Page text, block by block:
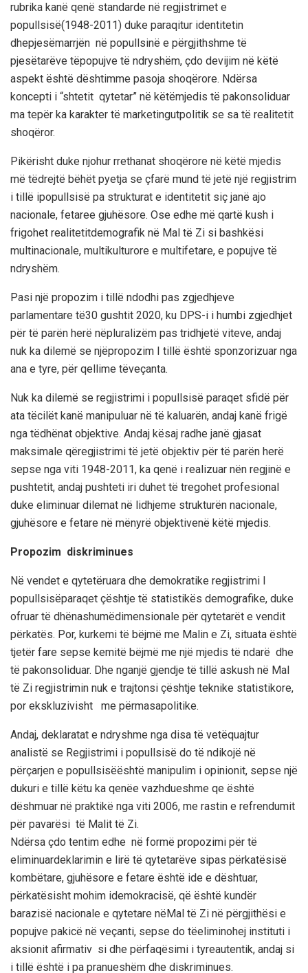
rubrika kanë qenë standarde në regjistrimet e
popullsisë(1948-2011) duke paraqitur identitetin
dhepjesëmarrjën në popullsinë e përgjithshme të
pjesëtarëve tëpopujve të ndryshëm, çdo devijim në këtë
aspekt është dështimme pasoja shoqërore. Ndërsa
koncepti i “shtetit qytetar” në këtëmjedis të pakonsoliduar
ma tepër ka karakter të marketingutpolitik se sa të rea litetit
shoqëror.
Pikërisht duke njohur rrethanat shoqërore në këtë mjedis
më tëdrejtë bëhët pyetja se çfarë mund të jetë një regjistrim
i tillë ipopullsisë pa strukturat e identitetit siç janë ajo
nacionale, fetaree gjuhësore. Ose edhe më qartë kush i
frigohet realitetitdemografik në Mal të Zi si bashkësi
multinacionale, multikulturore e multifetare, e popujve të
ndryshëm.
Pasi një propozim i tillë ndodhi pas zgjedhjeve
parlamentare të30 gushtit 2020, ku DPS-i i humbi zgjedhjet
për të parën herë nëpluralizëm pas tridhjetë viteve, andaj
nuk ka dilemë se njëpropozim tillë është sponzorizuar nga
ana e tyre, për qellime tëveçanta.
Nuk ka dilemë se regjistrimi i popullsisë paraqet sfidë për
ata tëcilët kanë manipuluar në të kaluarën, andaj kanë frigë
nga tëdhënat objektive. Andaj kësaj radhe janë gjasat
maksimale qëregjistrimi të jetë objektiv për të parën herë
sepse nga viti 1948-2011, ka qenë i realizuar nën regjinë e
pushtetit, andaj pushteti iri duhet të tregohet profesional
duke eliminuar dilemat në lidhjeme strukturën nacionale,
gjuhësore e fetare në mënyrë objektivenë këtë mjedis.
Propozim diskriminues
Në vendet e qytetëruara dhe demokratike regjistrimi
popullsisëparaqet çështje të statistikës demografike, duke
ofruar të dhënashumëdimensionale për qytetarët e vendit
përkatës. Por, kurkemi të bëjmë me Malin e Zi, situata është
tjetër fare sepse kemitë bëjmë me një mjedis të ndarë dhe
të pakonsoliduar. Dhe nganjë gjendje të tillë askush në Mal
të Zi regjistrimin nuk e trajtonsi çështje teknike statistikore,
por ekskluzivisht me përmasapolitike.
Andaj, deklaratat e ndryshme nga disa të vetëquajtur
analistë se Regjistrimi i popullsisë do të ndikojë në
përçarjen e popullsisëështë manipulim i opinionit, sepse një
dukuri e tillë këtu ka qenëe vazhdueshme qe është
dëshmuar në praktikë nga viti 2006, me rastin e refrendumit
për pavarësi të Malit të Zi.
Ndërsa çdo tentim edhe në formë propozimi për të
eliminuardeklarimin e lirë të qytetarëve sipas përkatësisë
kombëtare, gjuhësore e fetare është ide e dështuar,
përkatësisht mohim idemokracisë, që është kundër
barazisë nacionale e qytetare në Mal të Zi në përgjithësi e
popujve pakicë në veçanti, sepse do tëeliminohej instituti i
aksionit afirmativ si dhe përfaqësimi i tyreautentik, andaj si
i tillë është i pa pranueshëm dhe diskriminues.